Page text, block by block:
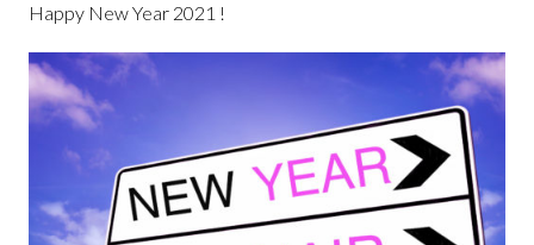
Happy New Year 2021 !